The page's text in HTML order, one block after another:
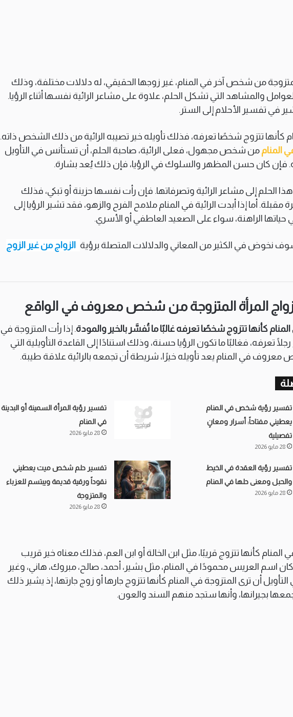
من شخص آخر في المنام، غير زوجها الحقيقي، له دلالات مختلفة، وذلك
والمشاهد التي تشكل الحلم، علاوة على مشاعر الرائية نفسها أثناء الرؤيا.
في تفسير الأحلام إلى الستر.
كأنها تتزوج شخصًا تعرفه، فذلك تأويله خير تصيبه الرائية من ذلك الشخص ذاته.
المنام من شخص مجهول، فعلى الرائية، صاحبة الحلم، أن تستأنس في التأويل
كان حسن المظهر والسلوك في الرؤيا، فإن ذلك يُعد بشارة.
الحلم إلى مشاعر الرائية وتصرفاتها. فإن رأت نفسها حزينة أو تبكي، فذلك
أما إذا أبدت الرائية في المنام ملامح الفرح والزهو، فقد تشير الرؤيا إلى
الراهنة، سواء على الصعيد العاطفي أو الأسري.
نخوض في الكثير من المعاني والدلالات المتصلة برؤية الزواج من غير الزوج
المرأة المتزوجة من شخص معروف في الواقع
كأنها تتزوج شخصًا تعرفه غالبًا ما تُفسَّر بالخير والمودة. إذا رأت المتزوجة في
رجلًا تعرفه، فغالبًا ما تكون الرؤيا حسنة، وذلك استنادًا إلى القاعدة التأويلية التي
في المنام يعد تأويله خيرًا، شريطة أن تجمعه بالرائية علاقة طيبة.
تفسير رؤية شخص في المنام
يعطيني مفتاحاً: أسرار ومعانٍ
تفصيلية
28 مايو 2026
تفسير رؤية المرأة السمينة أو البدينة
في المنام
28 مايو 2026
تفسير رؤية العقدة في الخيط
والحبل ومعنى حلها في المنام
28 مايو 2026
تفسير حلم شخص ميت يعطيني
نقوداً ورقية قديمة ويبتسم للعزباء
والمتزوجة
28 مايو 2026
المنام كأنها تتزوج قريبًا، مثل ابن الخالة أو ابن العم، فذلك معناه خير قريب
اسم العريس محمودًا في المنام، مثل بشير، أحمد، صالح، مبروك، هاني، وغير
أن ترى المتزوجة في المنام كأنها تتزوج جارها أو زوج جارتها، إذ يشير ذلك
بجيرانها، وأنها ستجد منهم السند والعون.